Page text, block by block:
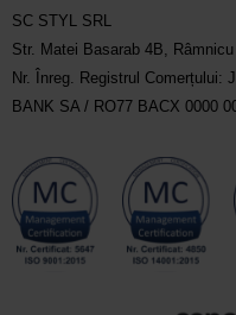
SC STYL SRL
Str. Matei Basarab 4B,
Nr. Înreg. Registrul Comerțului:
BANK SA / RO77 BACX 0000